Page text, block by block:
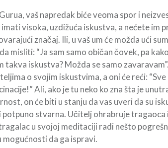
vaš napredak biće veoma spor i
visoka, uzdižuća iskustva, a nećete im
značaj. Ili, u vaš um će možda ući
misliti: “Ja sam samo običan čovek, pa
takva iskustva? Možda se samo
o svojim iskustvima, a oni će reći:
Ali, ako je tu neko ko zna šta je
on će biti u stanju da vas uveri da su
potpuno stvarna. Učitelj ohrabruje tragaoca
u svojoj meditaciji radi nešto
mogućnosti da ga ispravi.